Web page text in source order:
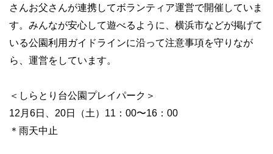
さんお父さんが連携してボランティア運営で開催していま
す。みんなが安心して遊べるように、横浜市などが掲げて
いる公園利用ガイドラインに沿って注意事項を守りなが
ら、運営をしています。
＜しらとり台公園プレイパーク＞
12月6日、20日（土）11：00〜16：00
＊雨天中止